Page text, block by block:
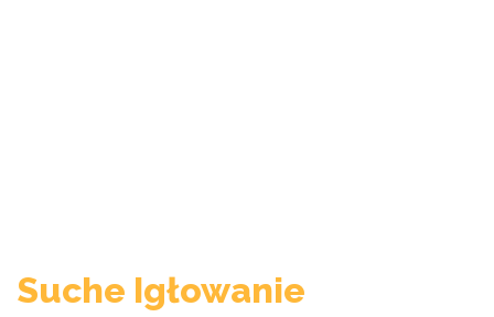
Suche Igłowanie